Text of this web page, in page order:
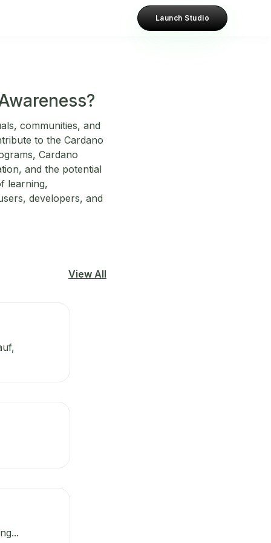
Launch Studio
communities, and
to the Cardano
Cardano
and the potential
learning,
developers, and
View All